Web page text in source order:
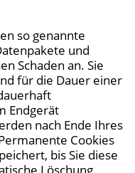
so genannte
und
Schaden an. Sie
für die Dauer einer
Endgerät
nach Ende Ihres
Cookies
bis Sie diese